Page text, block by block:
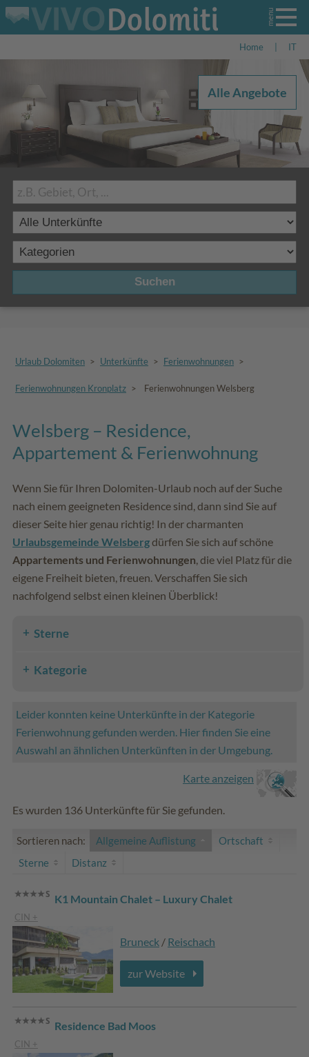
Home IT
Suchen
Alle Angebote
Urlaub Dolomiten > Unterkünfte > Ferienwohnungen >
Ferienwohnungen Kronplatz > Ferienwohnungen Welsberg
Welsberg – Residence,
Appartement & Ferienwohnung
Wenn Sie für Ihren Dolomiten-Urlaub noch auf der Suche
nach einem geeigneten Residence sind, dann sind Sie auf
dieser Seite hier genau richtig! In der charmanten
Urlaubsgemeinde Welsbergdürfen Sie sich auf schöne
Appartements und Ferienwohnungen , die viel Platz für die
eigene Freiheit bieten, freuen. Verschaffen Sie sich
nachfolgend selbst einen kleinen Überblick!
Sterne
Kategorie
Leider konnten keine Unterkünfte in der Kategorie
Ferienwohnung gefunden werden. Hier finden Sie eine
Auswahl an ähnlichen Unterkünften in der Umgebung.
Karte anzeigen
Es wurden 136 Unterkünfte für Sie gefunden.
Sortieren nach: Allgemeine Auflistung
Ortschaft
Sterne
Distanz
K1 Mountain Chalet – Luxury Chalet
CIN +
Bruneck / Reischach
zur Website
Residence Bad Moos
CIN +